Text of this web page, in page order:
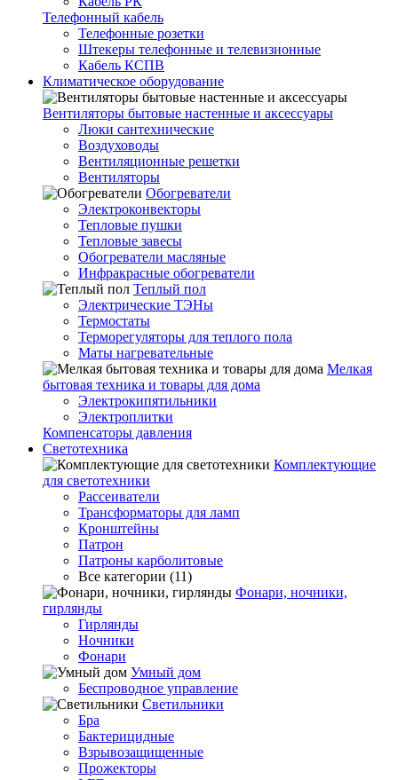
Телефонный кабель
Телефонные розетки
Штекеры телефонные и телевизионные
Кабель КСПВ
Климатическое оборудование
Вентиляторы бытовые настенные и аксессуары
Люки сантехнические
Воздуховоды
Вентиляционные решетки
Вентиляторы
Обогреватели
Электроконвекторы
Тепловые пушки
Тепловые завесы
Обогреватели масляные
Инфракрасные обогреватели
Теплый пол
Электрические ТЭНы
Термостаты
Терморегуляторы для теплого пола
Маты нагревательные
Мелкая
бытовая техника и товары для дома
Электрокипятильники
Электроплитки
Компенсаторы давления
Светотехника
Комплектующие
для светотехники
Рассеиватели
Трансформаторы для ламп
Кронштейны
Патрон
Патроны карболитовые
Все категории (11)
Фонари, ночники,
гирлянды
Гирлянды
Ночники
Фонари
Умный дом
Беспроводное управление
Светильники
Бра
Бактерицидные
Взрывозащищенные
Прожекторы